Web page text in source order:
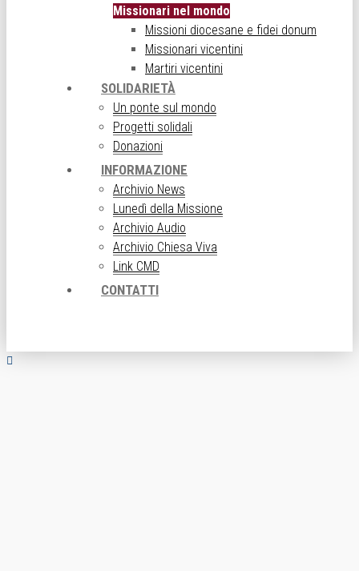
Missionari nel mondo
Missioni diocesane e fidei donum
Missionari vicentini
Martiri vicentini
SOLIDARIETÀ
Un ponte sul mondo
Progetti solidali
Donazioni
INFORMAZIONE
Archivio News
Lunedì della Missione
Archivio Audio
Archivio Chiesa Viva
Link CMD
CONTATTI